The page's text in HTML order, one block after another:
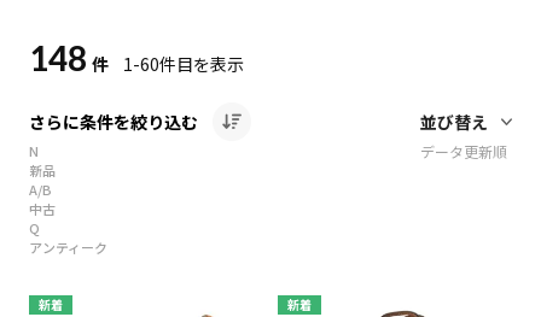
148 件 1-60件目を表示
さらに条件を絞り込む
N
新品
A/B
中古
Q
アンティーク
データ更新順
新着 新着